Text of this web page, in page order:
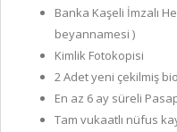
Banka Kaşeli İmzalı
beyannamesi )
Kimlik Fotokopisi
2 Adet yeni çekilmiş
En az 6 ay süreli
Tam vukaatlı nüfus